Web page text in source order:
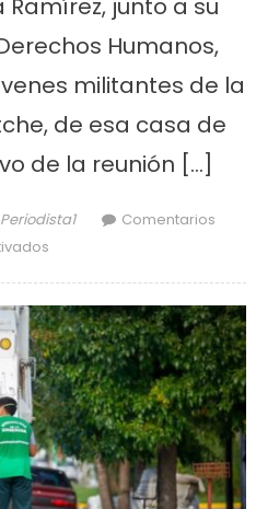
Ramírez, junto a su
Humanos,
militantes de la
de esa casa de
de la reunión […]
Author
Periodista1
Comentarios
conjunto